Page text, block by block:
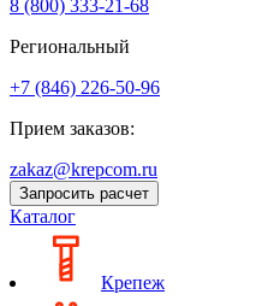
8 (800) 333‑21-68
Региональный
+7 (846) 226-50-96
Прием заказов:
zakaz@krepcom.ru
Запросить расчет
Каталог
Крепеж